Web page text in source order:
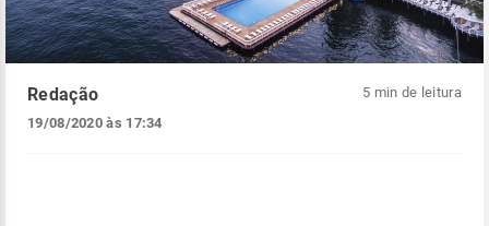
Redação
19/08/2020 às 17:34
5 min de leitura